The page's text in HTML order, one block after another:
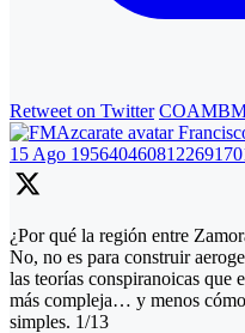
Retweet on Twitter COAMBM
15 Ago
¿Por qué la región entre
No, no es para construir
las teorías conspiranoicas que
más compleja… y menos
simples. 1/13